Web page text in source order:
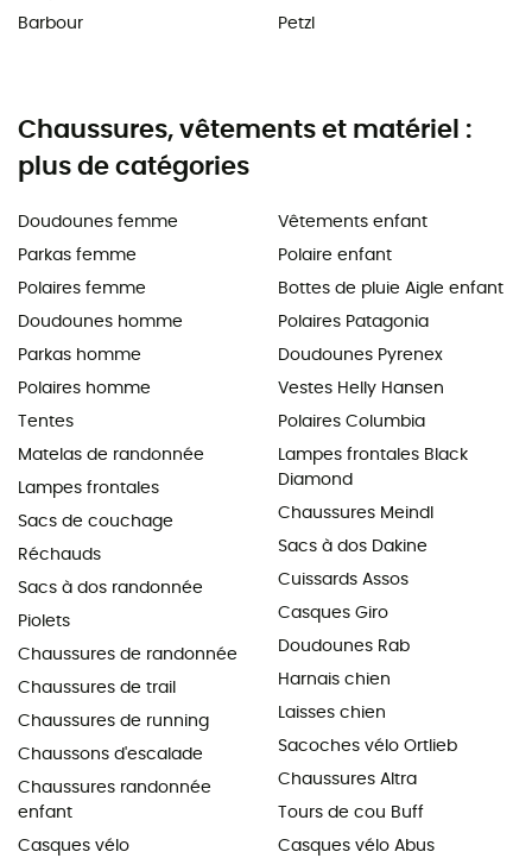
Barbour
Petzl
Chaussures, vêtements et matériel :
plus de catégories
Doudounes femme
Parkas femme
Polaires femme
Doudounes homme
Parkas homme
Polaires homme
Tentes
Matelas de randonnée
Lampes frontales
Sacs de couchage
Réchauds
Sacs à dos randonnée
Piolets
Chaussures de randonnée
Chaussures de trail
Chaussures de running
Chaussons d'escalade
Chaussures randonnée
enfant
Casques vélo
Vêtements enfant
Polaire enfant
Bottes de pluie Aigle enfant
Polaires Patagonia
Doudounes Pyrenex
Vestes Helly Hansen
Polaires Columbia
Lampes frontales Black
Diamond
Chaussures Meindl
Sacs à dos Dakine
Cuissards Assos
Casques Giro
Doudounes Rab
Harnais chien
Laisses chien
Sacoches vélo Ortlieb
Chaussures Altra
Tours de cou Buff
Casques vélo Abus